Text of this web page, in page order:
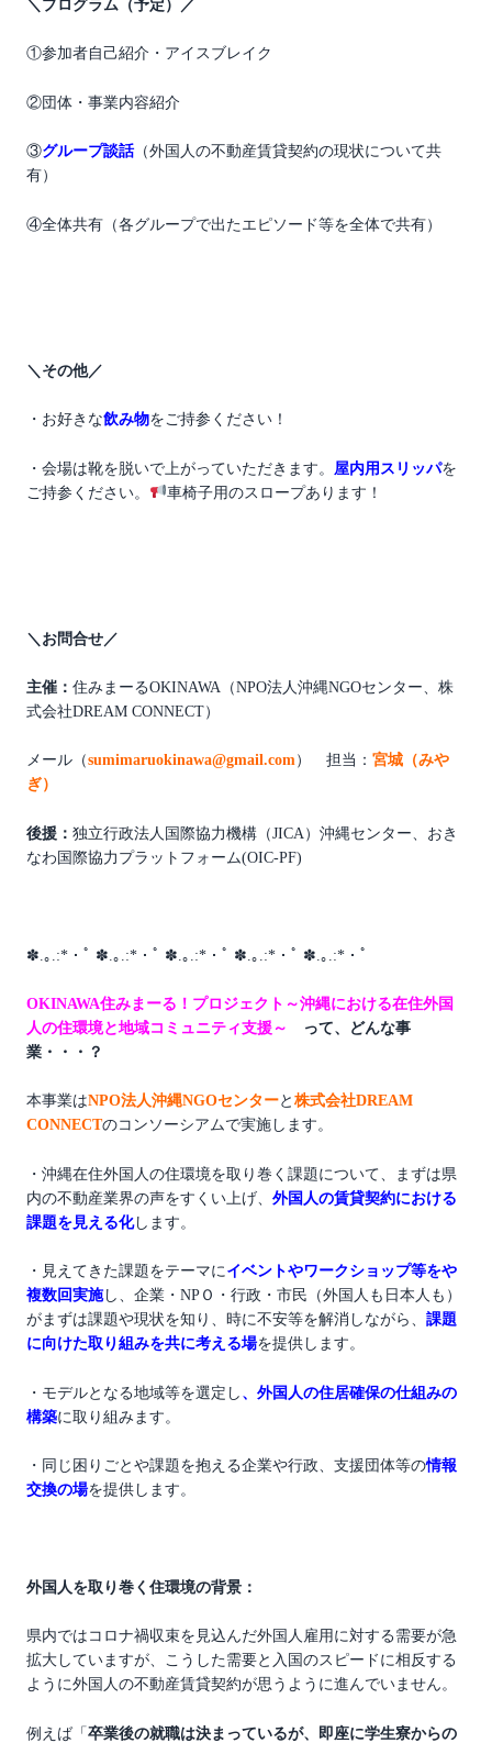
＼プログラム（予定）／
①参加者自己紹介・アイスブレイク
②団体・事業内容紹介
③グループ談話（外国人の不動産賃貸契約の現状について共
有）
④全体共有（各グループで出たエピソード等を全体で共有）
＼その他／
・お好きな飲み物をご持参ください！
・会場は靴を脱いで上がっていただきます。 屋内用ス リッパを
ご持参ください。
車椅子用のスロープあります！
＼お問合せ／
主催： 住みまーるOKINAWA（NPO法人沖縄NGOセンター、株
式会社DREAM CONNECT）
メール（sumimaruokinawa@gmail.com） 担当： 宮城（みや
ぎ）
後援： 独立行政法人国際協力機構（JICA）沖縄センター
おき
なわ国際協力プラットフォーム(OIC-PF)
✽.｡.:*・ﾟ ✽.｡.:*・ﾟ ✽.｡.:*・ﾟ ✽.｡.:*・ﾟ ✽.｡.:*・ﾟ
OKINAWA住みまーる！プロジェクト ～沖縄における在住外国
人の住環境と地域コミュニティ支援～
って、どんな事
業・・・？
本事業はNPO法人沖縄NGOセンターと 株式会社DREAM
CONNECTのコンソーシアムで実施します。
・沖縄在住外国人の住環境を取り巻く課題について、まずは県
内の不動産業界の声をすくい上げ、 外国人の賃貸契約における
課題を見える化します。
・見えてきた課題をテーマにイベントやワークショップ等をや
複数回実施し、 企業・NPＯ・行政・市民（外国人も日本人も）
がまずは課題や現状を知り、時に不安等を解消しながら、 課題
に向けた取り組みを共に考える場を提供します。
・モデルとなる地域等を選定し 、外国人の住居確保の仕組みの
構築に取り組みます。
・同じ困りごとや課題を抱える企業や行政、支援団体等の情報
交換の場を提供します。
外国人を取り巻く住環境の背景：
県内ではコロナ禍収束を見込んだ外国人雇用に対する需要が急
拡大していますが、こうした需要と入国のスピードに相反する
ように外国人の不動産賃貸契約が思うように進んでいません。
例えば「卒業後の就職は決まっているが、即座に学生寮からの